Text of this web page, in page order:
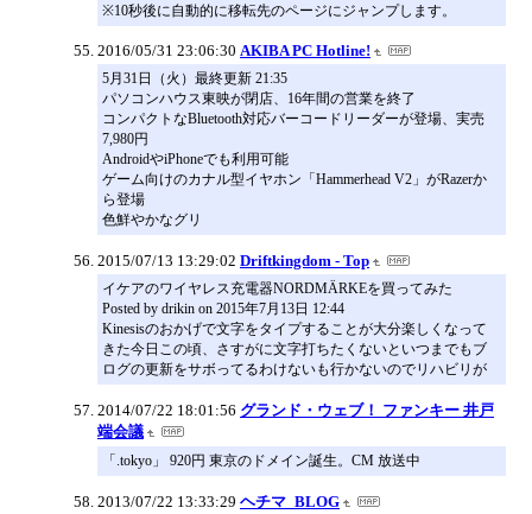
※10秒後に自動的に移転先のページにジャンプします。
2016/05/31 23:06:30 AKIBA PC Hotline!
5月31日（火）最終更新 21:35
パソコンハウス東映が閉店、16年間の営業を終了
コンパクトなBluetooth対応バーコードリーダーが登場、実売
7,980円
AndroidやiPhoneでも利用可能
ゲーム向けのカナル型イヤホン「Hammerhead V2」がRazerか
ら登場
色鮮やかなグリ
2015/07/13 13:29:02 Driftkingdom - Top
イケアのワイヤレス充電器NORDMÄRKEを買ってみた
Posted by drikin on 2015年7月13日 12:44
Kinesisのおかげで文字をタイプすることが大分楽しくなって
きた今日この頃、さすがに文字打ちたくないといつまでもブ
ログの更新をサボってるわけないも行かないのでリハビリが
2014/07/22 18:01:56 グランド・ウェブ！ ファンキー 井戸
端会議
「.tokyo」 920円 東京のドメイン誕生。CM 放送中
2013/07/22 13:33:29 ヘチマ_BLOG